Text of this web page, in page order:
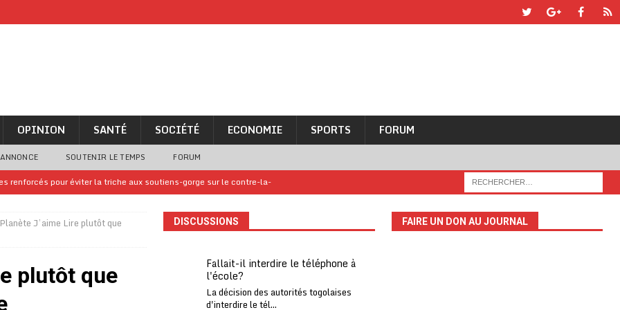
OPINION SANTÉ SOCIÉTÉ ECONOMIE SPORTS FORUM
SOUTENIR LE TEMPS FORUM
renforcés pour éviter la triche aux soutiens-gorge sur le contre-la-
confirme sa présence à la fête nationale
A LA UNE
de loterie gagnant que son propriétaire avait envoyé à un proche
J’aime Lire plutôt que
plutôt que
DISCUSSIONS
Fallait-il interdire le téléphone à
l'école?
La décision des autorités togolaises
d'interdire le tél...
FAIRE UN DON AU JOURNAL